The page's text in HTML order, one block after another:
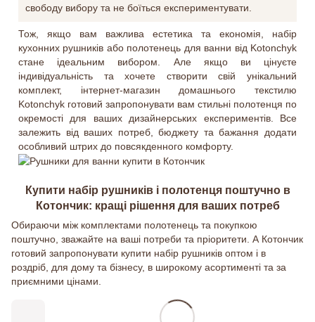
свободу вибору та не боїться експериментувати.
Тож, якщо вам важлива естетика та економія, набір
кухонних рушників або полотенець для ванни від Kotonchyk
стане ідеальним вибором. Але якщо ви цінуєте
індивідуальність та хочете створити свій унікальний
комплект, інтернет-магазин домашнього текстилю
Kotonchyk готовий запропонувати вам стильні полотенця по
окремості для ваших дизайнерських експериментів. Все
залежить від ваших потреб, бюджету та бажання додати
особливий штрих до повсякденного комфорту.
Купити набір рушників і полотенця поштучно в
Котончик: кращі рішення для ваших потреб
Обираючи між комплектами полотенець та покупкою
поштучно, зважайте на ваші потреби та пріоритети. А Котончик
готовий запропонувати купити набір рушників оптом і в
роздріб, для дому та бізнесу, в широкому асортименті та за
приємними цінами.